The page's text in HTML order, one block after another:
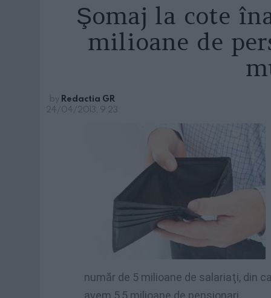
Şomaj la cote
milioane de
by Redactia GR
24/04/2013, 9:23
număr de 5 milioane de salariaţi, din
avem 5,5 milioane de pensionari.